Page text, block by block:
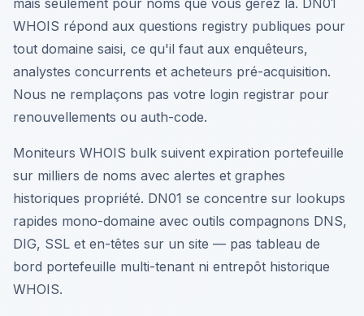
mais seulement pour noms que vous gérez là. DN01
WHOIS répond aux questions registry publiques pour
tout domaine saisi, ce qu'il faut aux enquêteurs,
analystes concurrents et acheteurs pré-acquisition.
Nous ne remplaçons pas votre login registrar pour
renouvellements ou auth-code.
Moniteurs WHOIS bulk suivent expiration portefeuille
sur milliers de noms avec alertes et graphes
historiques propriété. DN01 se concentre sur lookups
rapides mono-domaine avec outils compagnons DNS,
DIG, SSL et en-têtes sur un site — pas tableau de
bord portefeuille multi-tenant ni entrepôt historique
WHOIS.